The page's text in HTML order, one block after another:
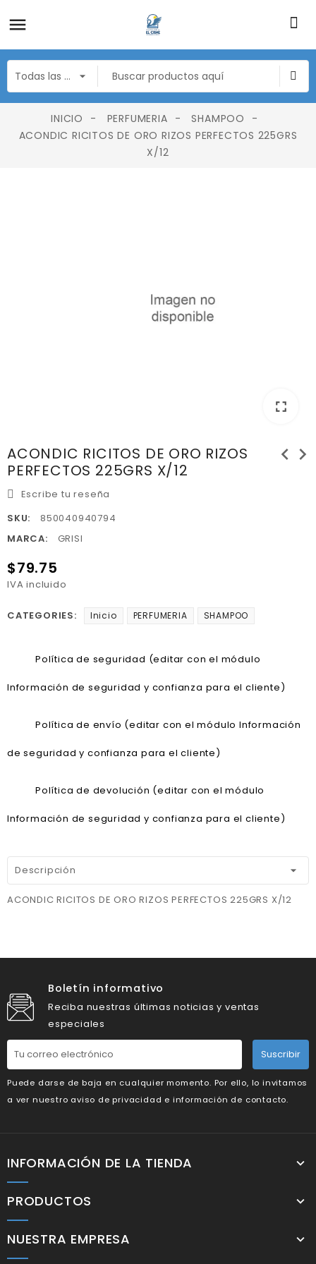
INICIO PERFUMERIA
SHAMPOO
ACONDIC RICITOS DE ORO RIZOS PERFECTOS 225GRS
X/12
fullscreen
ACONDIC RICITOS DE ORO RIZOS
PERFECTOS 225GRS X/12
chevron_left chevron_right
Escribe tu reseña
SKU:
850040940794
MARCA:
GRISI
$79.75
IVA incluido
CATEGORIES: Inicio PERFUMERIA SHAMPOO
Política de seguridad (editar con el módulo
Información de seguridad y confianza para el cliente)
Política de envío (editar con el módulo Información
de seguridad y confianza para el cliente)
Política de devolución (editar con el módulo
Información de seguridad y confianza para el cliente)
Descripción
ACONDIC RICITOS DE ORO RIZOS PERFECTOS 225GRS X/12
Boletín informativo
Reciba nuestras últimas noticias y ventas
especiales
Suscribir
Puede darse de baja en cualquier momento. Por ello, lo invitamos
a ver nuestro aviso de privacidad e información de contacto.
INFORMACIÓN DE LA TIENDA
PRODUCTOS
NUESTRA EMPRESA